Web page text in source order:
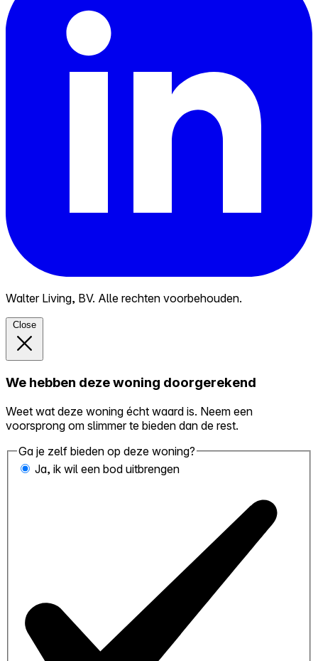
Walter Living, BV. Alle rechten voorbehouden.
Close
We hebben deze woning doorgerekend
Weet wat deze woning écht waard is. Neem een
voorsprong om slimmer te bieden dan de rest.
Ga je zelf bieden op deze woning?
Ja, ik wil een bod uitbrengen